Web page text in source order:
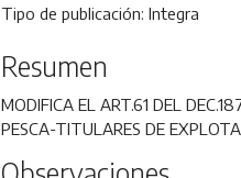
Tipo de publicación: Integra
Resumen
MODIFICA EL ART.61 DEL
PESCA-TITULARES DE